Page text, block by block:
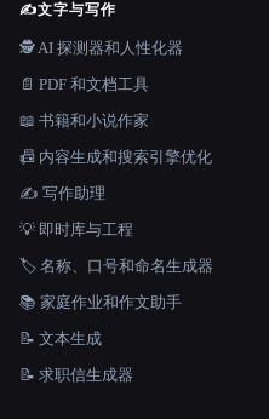
✍️文字与写作
🕵️ AI 探测器和人性化器
📄 PDF 和文档工具
📖 书籍和小说作家
📠 内容生成和搜索引擎优化
✍️ 写作助理
💡 即时库与工程
🏷️ 名称、口号和命名生成器
📚 家庭作业和作文助手
📝 文本生成
📝 求职信生成器